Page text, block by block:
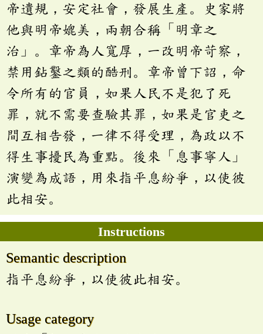
帝遺規，安定社會，發展生產。史家將
他與明帝媲美，兩朝合稱「明章之
治」。章帝為人寬厚，一改明帝苛察，
禁用鉆鑿之類的酷刑。章帝曾下詔，命
令所有的官員，如果人民不是犯了死
罪，就不需要查驗其罪，如果是官吏之
間互相告發，一律不得受理，為政以不
得生事擾民為重點。後來「息事寧人」
演變為成語，用來指平息紛爭，以使彼
此相安。
Instructions
Semantic description
指平息紛爭，以使彼此相安。
Usage category